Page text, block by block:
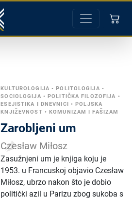
KULTUROLOGIJA •POLITOLOGIJA •
SOCIOLOGIJA •POLITIČKA FILOZOFIJA •
ESEJISTIKA I DNEVNICI •POLJSKA
KNJIŽEVNOST •KOMUNIZAM I FAŠIZAM
Zarobljeni um
Czesław Miłosz
Zasužnjeni um je knjiga koju je
1953. u Francuskoj objavio Czesław
Miłosz, ubrzo nakon što je dobio
politički azil u Parizu zbog sukoba s